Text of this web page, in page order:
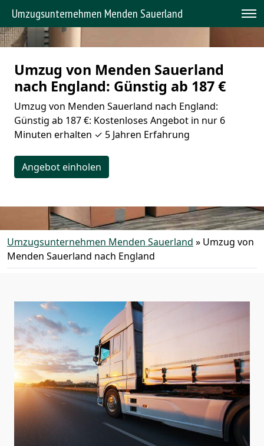
Umzugsunternehmen Menden Sauerland
Umzug von Menden Sauerland
nach England: Günstig ab 187 €
Umzug von Menden Sauerland nach England:
Günstig ab 187 €: Kostenloses Angebot in nur 6
Minuten erhalten ✓ 5 Jahren Erfahrung
Angebot einholen
Umzugsunternehmen Menden Sauerland » Umzug von
Menden Sauerland nach England